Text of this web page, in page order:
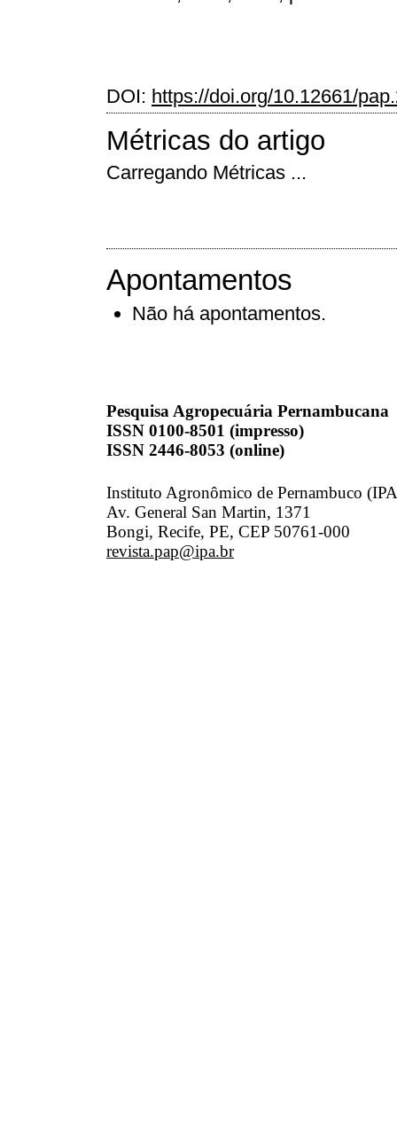
DOI: https://doi.org/10.12661/
Métricas do artigo
Carregando Métricas ...
Apontamentos
Não há apontamentos.
Pesquisa Agropecuária Pernambucana
ISSN 0100-8501 (impresso)
ISSN 2446-8053 (online)
Instituto Agronômico de Pernambuco
Av. General San Martin, 1371
Bongi, Recife, PE, CEP 50761-000
revista.pap@ipa.br